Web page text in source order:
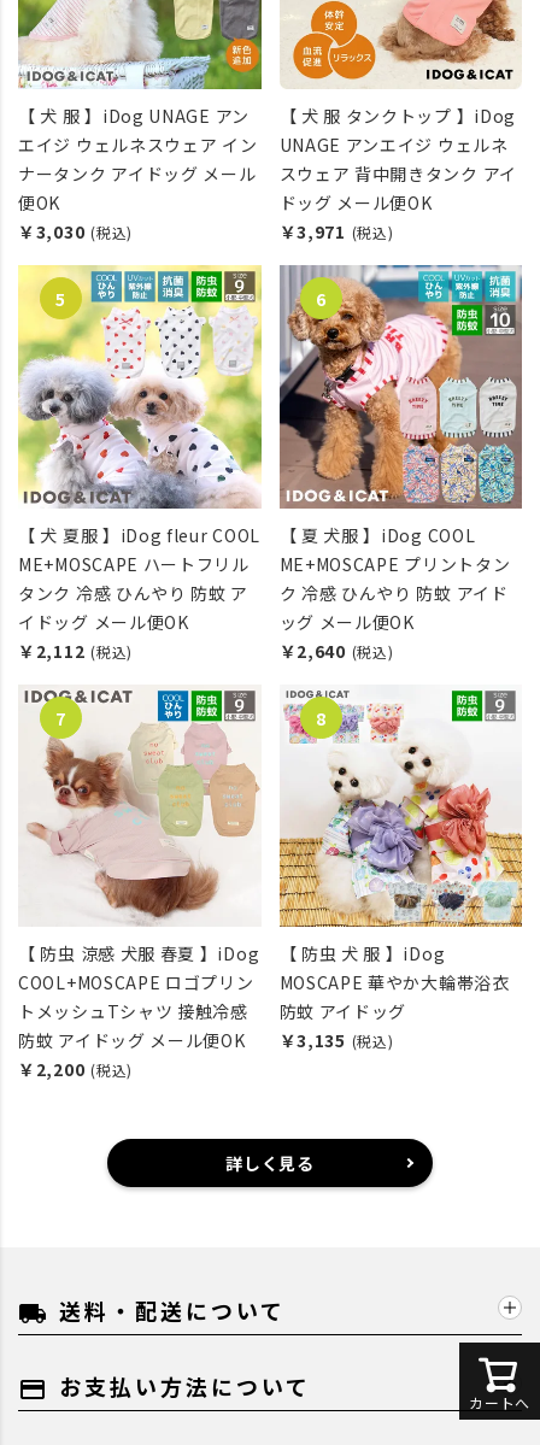
カートへ
【 犬 服 】iDog UNAGE アン
エイジ ウェルネスウェア イン
ナータンク アイドッグ メール
便OK
￥3,030 (税込)
【 犬 服 タンクトップ 】iDog
UNAGE アンエイジ ウェルネ
スウェア 背中開きタンク アイ
ドッグ メール便OK
￥3,971 (税込)
【 犬 夏服 】iDog fleur COOL
ME+MOSCAPE ハートフリル
タンク 冷感 ひんやり 防蚊 ア
イドッグ メール便OK
￥2,112 (税込)
【 夏 犬服 】iDog COOL
ME+MOSCAPE プリントタン
ク 冷感 ひんやり 防蚊 アイド
ッグ メール便OK
￥2,640 (税込)
【 防虫 涼感 犬服 春夏 】iDog
COOL+MOSCAPE ロゴプリン
トメッシュTシャツ 接触冷感
防蚊 アイドッグ メール便OK
￥2,200 (税込)
【 防虫 犬 服 】iDog
MOSCAPE 華やか大輪帯浴衣
防蚊 アイドッグ
￥3,135 (税込)
詳しく見る
local_shipping 送料・配送について
payment お支払い方法について